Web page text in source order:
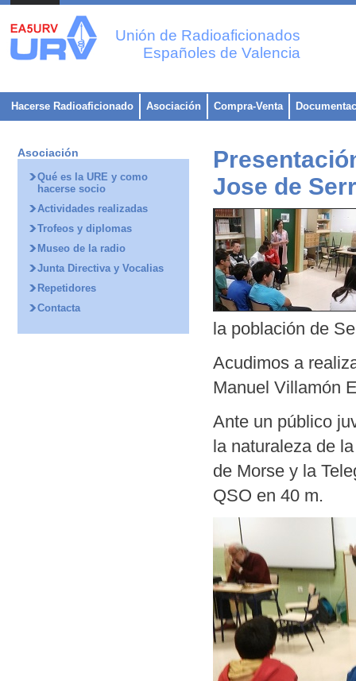
Unión de Radioaficionados
Españoles de Valencia
Hacerse Radioaficionado Asociación Compra-Venta
Jose de
la población de
Acudimos a
Manuel Villamón
Ante un público
la naturaleza de
de Morse y la
QSO en 40 m.
Asociación
Qué es la URE y como
hacerse socio
Actividades realizadas
Trofeos y diplomas
Museo de la radio
Junta Directiva y Vocalias
Repetidores
Contacta